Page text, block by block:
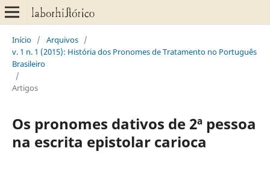
Início / Arquivos /
v. 1 n. 1 (2015): História dos Pronomes de Tratamento no Português
Brasileiro
/
Artigos
Os pronomes dativos de 2ª pessoa
na escrita epistolar carioca